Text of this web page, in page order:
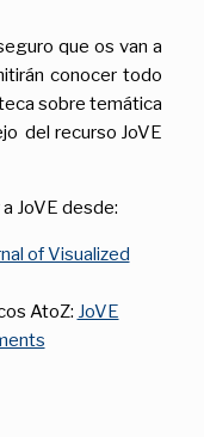
que os van a
conocer todo
sobre temática
del recurso JoVE
JoVE desde:
of Visualized
AtoZ: JoVE